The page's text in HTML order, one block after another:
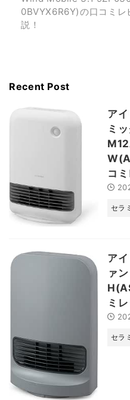
0BVYX6R6Y)の口コミレ
説！
Recent Post
ア
ミ
コ
セラ
ア
ァ
ミ
セラ